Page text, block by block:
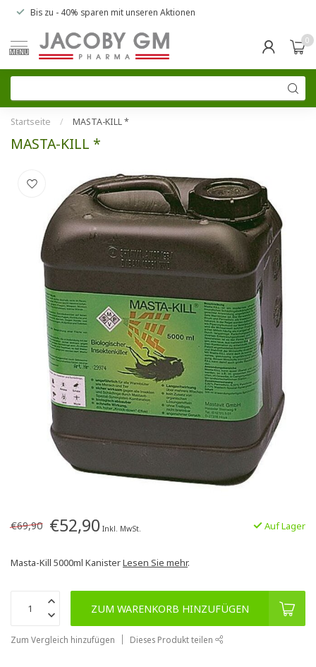
Bis zu - 40% sparen mit unseren Aktionen
MENU
0
Startseite / MASTA-KILL *
MASTA-KILL *
€69,90 €52,90 Inkl. MwSt. Auf Lager
Masta-Kill 5000ml KanisterLesen Sie mehr.
ZUM WARENKORB HINZUFÜGEN
Zum Vergleich hinzufügen Dieses Produkt teilen